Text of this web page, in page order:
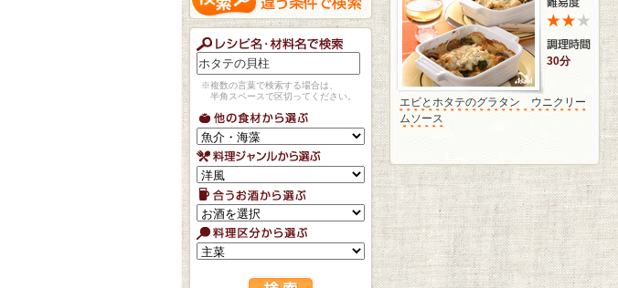
※複数の言葉で検索する場合は、
半角スペースで区切ってください。
30分
エビとホタテのグラタン ウニクリー
ムソース